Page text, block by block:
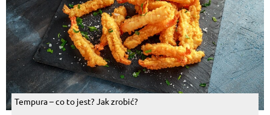
Tempura – co to jest? Jak zrobić?